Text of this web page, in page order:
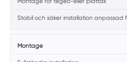
Stabil och säker installation anpassad
Montage